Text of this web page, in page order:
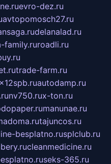
evro-dez.ru
avtopomosch27.ru
delanalad.ru
family.ruroadli.ru
trade-farm.ru
autodamp.ru
nv750.rux-ton.ru
manunae.ru
tajuncos.ru
besplatno.rusplclub.ru
cleanmedicine.ru
seks-365.ru